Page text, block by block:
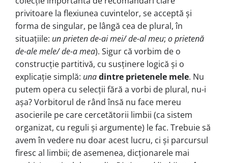
privitoare la flexiunea cuvintelor, se acceptă și
forma de singular, pe lângă cea de plural, în
situațiile: un prieten de-ai mei/ de-al meu; o prietenă
de-ale mele/ de-a mea). Sigur că vorbim de o
construcție partitivă, cu susținere logică și o
explicație simplă: unadintre prietenele mele. Nu
putem opera cu selecții fără a vorbi de plural, nu-i
așa? Vorbitorul de rând însă nu face mereu
asocierile pe care cercetătorii limbii (ca sistem
organizat, cu reguli și argumente) le fac. Trebuie să
avem în vedere nu doar acest lucru, ci și parcursul
firesc al limbii; de asemenea, dicționarele mai